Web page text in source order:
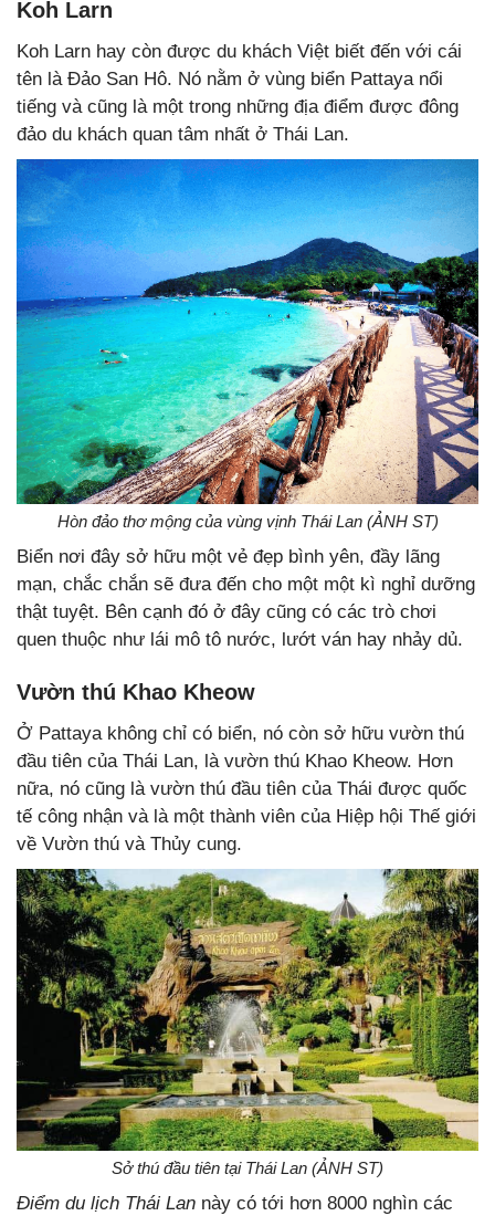
Koh Larn
Koh Larn hay còn được du khách Việt biết đến với cái
tên là Đảo San Hô. Nó nằm ở vùng biển Pattaya nổi
tiếng và cũng là một trong những địa điểm được đông
đảo du khách quan tâm nhất ở Thái Lan.
Hòn đảo thơ mộng của vùng vịnh Thái Lan (ẢNH ST)
Biển nơi đây sở hữu một vẻ đẹp bình yên, đầy lãng
mạn, chắc chắn sẽ đưa đến cho một một kì nghỉ dưỡng
thật tuyệt. Bên cạnh đó ở đây cũng có các trò chơi
quen thuộc như lái mô tô nước, lướt ván hay nhảy dủ.
Vườn thú Khao Kheow
Ở Pattaya không chỉ có biển, nó còn sở hữu vườn thú
đầu tiên của Thái Lan, là vườn thú Khao Kheow. Hơn
nữa, nó cũng là vườn thú đầu tiên của Thái được quốc
tế công nhận và là một thành viên của Hiệp hội Thế giới
về Vườn thú và Thủy cung.
Sở thú đầu tiên tại Thái Lan (ẢNH ST)
Điểm du lịch Thái Lan này có tới hơn 8000 nghìn các